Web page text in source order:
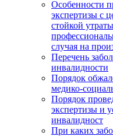
Особенности
экспертизы с
стойкой
случая на
Перечень
инвалидности
Порядок
медико-
Порядок
экспертизы и
инвалидност
При каких